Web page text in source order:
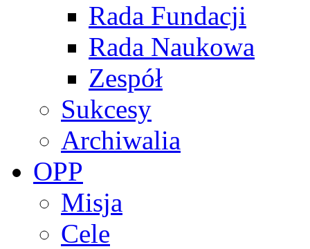
Rada Fundacji
Rada Naukowa
Zespół
Sukcesy
Archiwalia
OPP
Misja
Cele